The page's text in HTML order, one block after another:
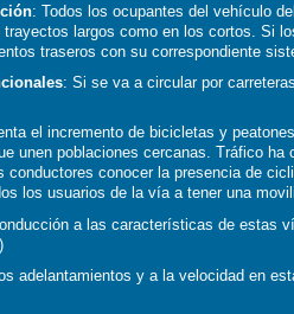
: Todos los ocupantes del vehículo
trayectos largos como en los cortos. Si
traseros con su correspondiente
: Si se va a circular por
el incremento de bicicletas y
unen poblaciones cercanas. Tráfico
conductores conocer la presencia de
los usuarios de la vía a tener una
a las características de estas
adelantamientos y a la velocidad en